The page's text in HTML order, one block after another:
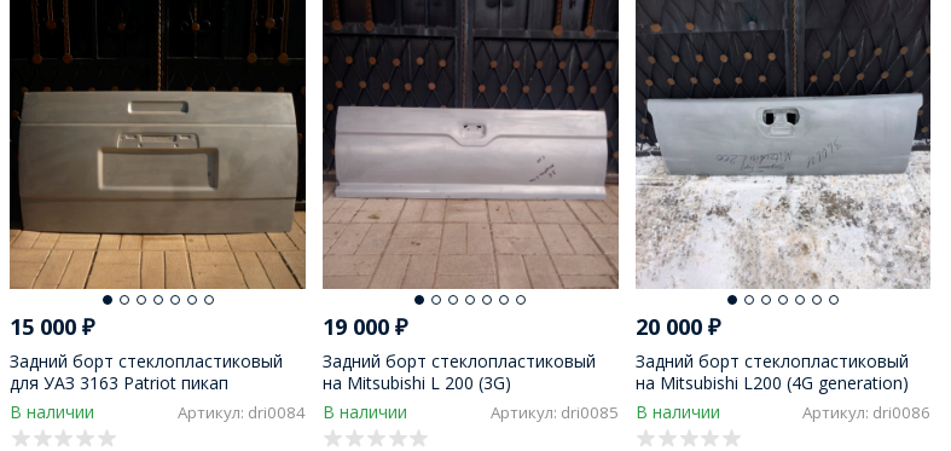
15 000₽
Задний борт стеклопластиковый
для УАЗ 3163 Patriot пикап
В наличии
Артикул: dri0084
19 000 ₽
Задний борт стеклопластиковый
на Mitsubishi L 200 (3G)
В наличии
Артикул: dri0085
20 000 ₽
Задний борт стеклопластиковый
на Mitsubishi L200 (4G generation)
В наличии
Артикул: dri0086